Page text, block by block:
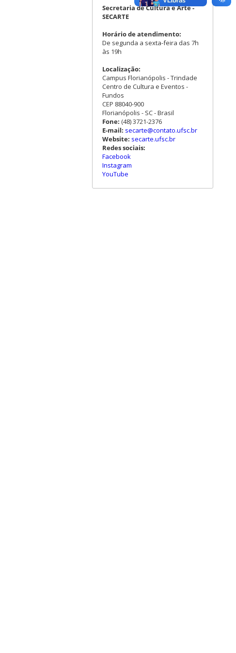
Secretaria de Cultura e Arte -
SECARTE
Horário de atendimento:
De segunda a sexta-feira das 7h
às 19h
Localização:
Campus Florianópolis - Trindade
Centro de Cultura e Eventos -
Fundos
CEP 88040-900
Florianópolis - SC - Brasil
Fone: (48) 3721-2376
E-mail: secarte@contato.ufsc.br
Website: secarte.ufsc.br
Redes sociais:
Facebook
Instagram
YouTube